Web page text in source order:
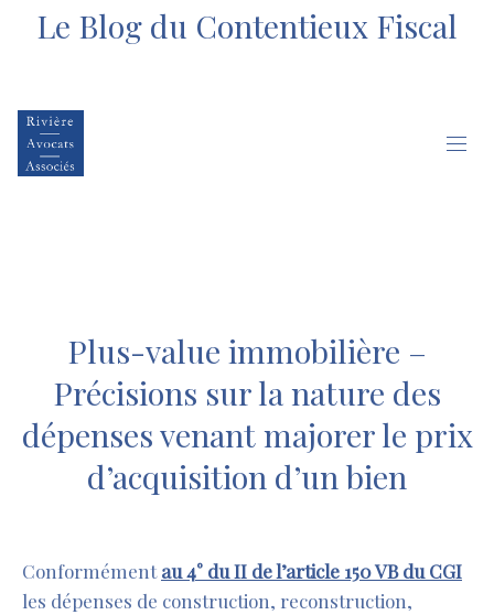
Le Blog du Contentieux Fiscal
Plus-value immobilière –
Précisions sur la nature des
dépenses venant majorer le prix
d’acquisition d’un bien
Conformémentau 4° du II de l’article 150 VB du CGI
les dépenses de construction, reconstruction,